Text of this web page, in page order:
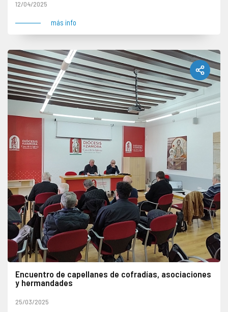
12/04/2025
más info
Encuentro de capellanes de cofradías, asociaciones
y hermandades
25/03/2025